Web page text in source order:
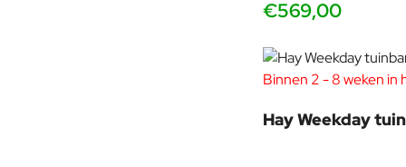
€569,00
Binnen 2 - 8 weken in
Hay Weekday